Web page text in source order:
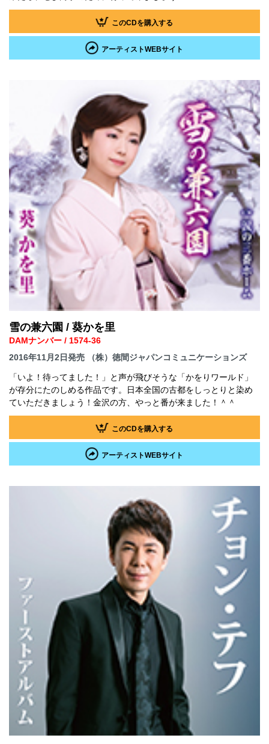
このCDを購入する
アーティストWEBサイト
雪の兼六園 / 葵かを里
DAMナンバー / 1574-36
2016年11月2日発売 （株）徳間ジャパンコミュニケーションズ
「いよ！待ってました！」と声が飛びそうな「かをりワールド」
が存分にたのしめる作品です。日本全国の古都をしっとりと染め
ていただきましょう！金沢の方、やっと番が来ました！＾＾
このCDを購入する
アーティストWEBサイト